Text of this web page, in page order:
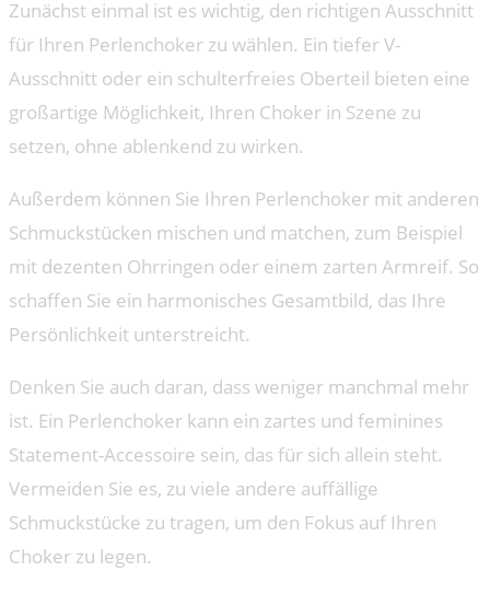
Zunächst einmal ist es wichtig, den richtigen Ausschnitt
für Ihren Perlenchoker zu wählen. Ein tiefer V-
Ausschnitt oder ein schulterfreies Oberteil bieten eine
großartige Möglichkeit, Ihren Choker in Szene zu
setzen, ohne ablenkend zu wirken.
Außerdem können Sie Ihren Perlenchoker mit anderen
Schmuckstücken mischen und matchen, zum Beispiel
mit dezenten Ohrringen oder einem zarten Armreif. So
schaffen Sie ein harmonisches Gesamtbild, das Ihre
Persönlichkeit unterstreicht.
Denken Sie auch daran, dass weniger manchmal mehr
ist. Ein Perlenchoker kann ein zartes und feminines
Statement-Accessoire sein, das für sich allein steht.
Vermeiden Sie es, zu viele andere auffällige
Schmuckstücke zu tragen, um den Fokus auf Ihren
Choker zu legen.